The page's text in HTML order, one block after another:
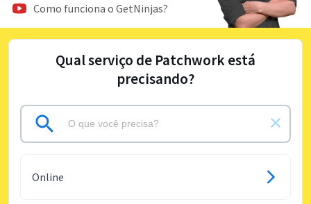
Como funciona o GetNinjas?
Qual serviço de Patchwork está
precisando?
Online